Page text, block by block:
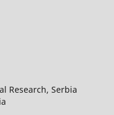
Research, Serbia